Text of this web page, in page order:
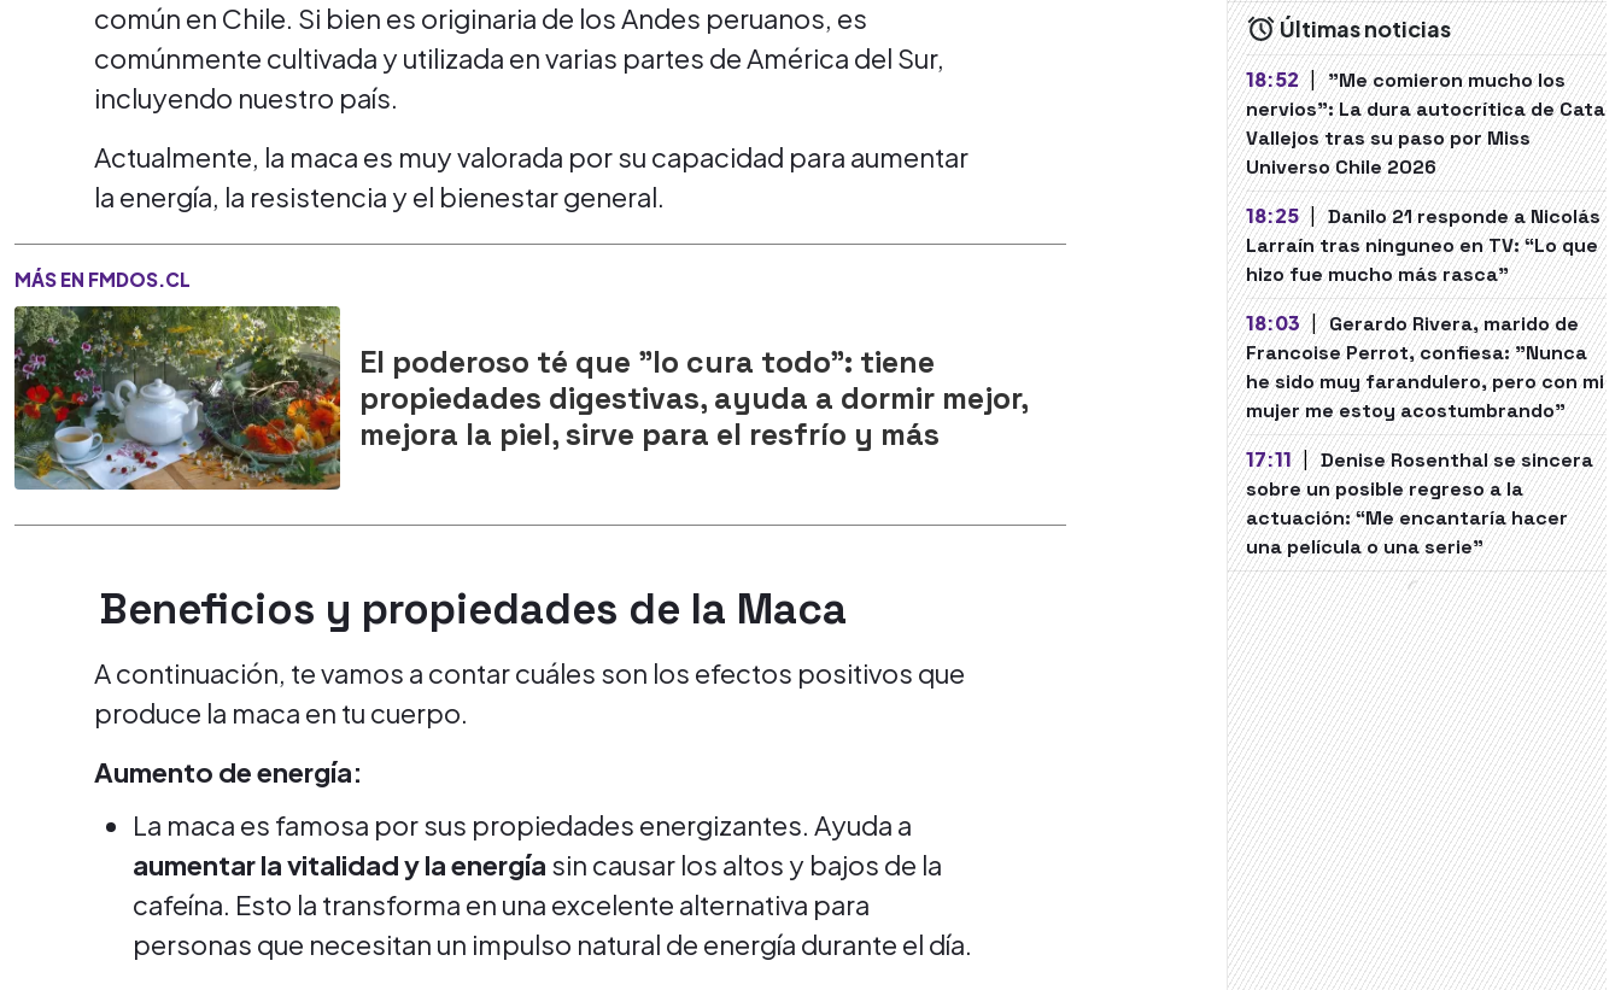
común en Chile. Si bien es originaria de los Andes peruanos, es
comúnmente cultivada y utilizada en varias partes de América del Sur,
incluyendo nuestro país.
Actualmente, la maca es muy valorada por su capacidad para aumentar
la energía, la resistencia y el bienestar general.
MÁS EN FMDOS.CL
El poderoso té que "lo cura todo": tiene
propiedades digestivas, ayuda a dormir mejor,
mejora la piel, sirve para el resfrío y más
Beneficios y propiedades de la Maca
A continuación, te vamos a contar cuáles son los efectos positivos que
produce la maca en tu cuerpo.
Aumento de energía:
La maca es famosa por sus propiedades energizantes. Ayuda a
aumentar la vitalidad y la energía sin causar los altos y bajos de la
cafeína. Esto la transforma en una excelente alternativa para
personas que necesitan un impulso natural de energía durante el día.
Últimas noticias
18:52 | "Me comieron mucho los
nervios": La dura autocrítica de Cata
Vallejos tras su paso por Miss
Universo Chile 2026
18:25 | Danilo 21 responde a Nicolás
Larraín tras ninguneo en TV: “Lo que
hizo fue mucho más rasca”
18:03 | Gerardo Rivera, marido de
Francoise Perrot, confiesa: "Nunca
he sido muy farandulero, pero con mi
mujer me estoy acostumbrando"
17:11 | Denise Rosenthal se sincera
sobre un posible regreso a la
actuación: “Me encantaría hacer
una película o una serie"